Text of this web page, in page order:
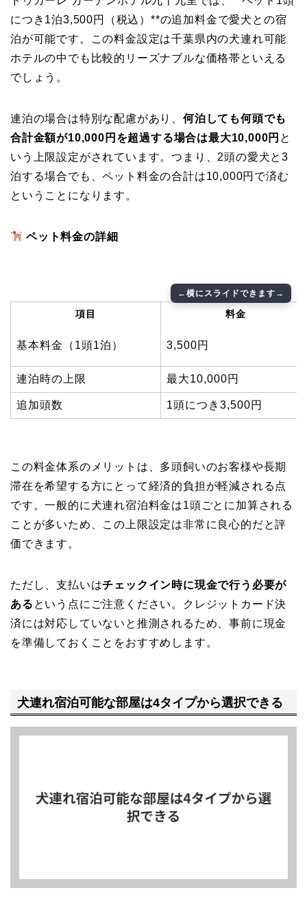
につき1泊3,500円（税込）**の追加料金で愛犬との宿
泊が可能です。この料金設定は千葉県内の犬連れ可能
ホテルの中でも比較的リーズナブルな価格帯といえる
でしょう。
連泊の場合は特別な配慮があり、 何泊しても何頭でも
合計金額が10,000円を超過する場合は最大10,000円 と
いう上限設定がされています。つまり、2頭の愛犬と3
泊する場合でも、ペット料金の合計は10,000円で済む
ということになります。
ペット料金の詳細
項目 料金
基本料金（1頭1泊） 3,500円
連泊時の上限 最大10,000円
追加頭数 1頭につき3,500円
この料金体系のメリットは、多頭飼いのお客様や長期
滞在を希望する方にとって経済的負担が軽減される点
です。一般的に犬連れ宿泊料金は1頭ごとに加算される
ことが多いため、この上限設定は非常に良心的だと評
価できます。
ただし、支払いはチェックイン時に現金で行う必要が
ある という点にご注意ください。クレジットカード決
済には対応していないと推測されるため、事前に現金
を準備しておくことをおすすめします。
犬連れ宿泊可能な部屋は4タイプから選択できる